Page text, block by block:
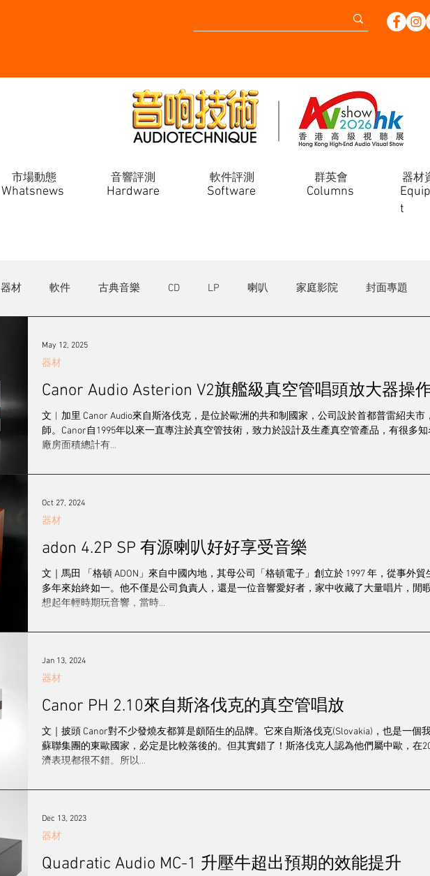
市場動態 音響評測 軟件評測 群英會 器材
Whatsnews Hardware Software
t
Columns
器材 軟件 古典音樂 CD LP 喇叭 家庭影院 封面專題
耳機/播放器
黑膠系統 登門造訪 2024 視聽展展覽報導 專訪 2025音響展
文︱加里 Canor Audio來自斯洛伐克，是位於歐洲的共和制國家，公司設於首都普雷紹夫
師。Canor自1995年以來一直專注於真空管技術，致力於設計及生產真空管產品，有很多知
廠房面積總計有...
器材
May 12, 2025
adon 4.2P SP 有源喇叭好好享受音樂
文｜馬田 「格頓 ADON」來自中國內地，其母公司「格頓電子」創立於 1997 年，從事外
多年來始終如一。他不僅是公司負責人，還是一位音響愛好者，家中收藏了大量唱片，閒
想起年輕時期玩音響，當時...
器材
Oct 27, 2024
Canor PH 2.10來自斯洛伐克的真空管唱放
文｜披頭 Canor對不少發燒友都算是頗陌生的品牌。它來自斯洛伐克(Slovakia)，也是一個
蘇聯集團的東歐國家，必定是比較落後的。但其實錯了！斯洛伐克人認為他們屬中歐，在
濟表現都很不錯。所以...
器材
Jan 13, 2024
Quadratic Audio MC-1 升壓牛超出預期的效能提升
器材
Dec 13, 2023